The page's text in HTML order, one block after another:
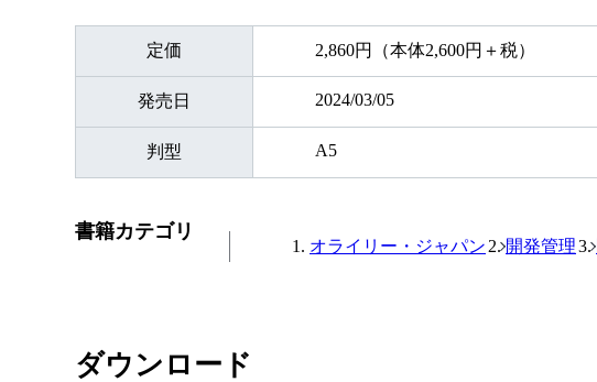
定価 2,860円（本体2,600円＋税）
発売日 2024/03/05
判型 A5
書籍カテゴリ
オライリー・ジャパン 開発管理
ダウンロード